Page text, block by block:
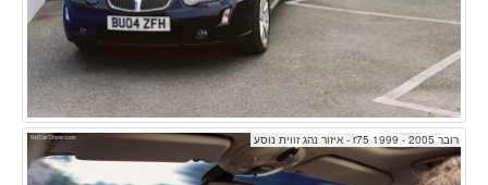
רובר r75 1999 - 2005 - איזור נהג זווית נוסע